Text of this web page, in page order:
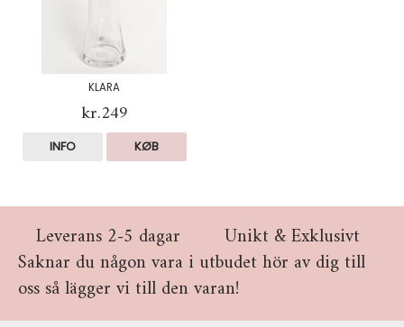
KLARA
kr.249
INFO KØB
Leverans 2-5 dagar
Unikt & Exklusivt
Saknar du någon vara i utbudet hör av dig till
oss så lägger vi till den varan!